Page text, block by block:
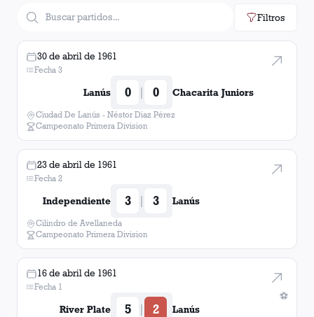
Filtros
30 de abril de 1961
Fecha 3
Lanús 0 | 0 Chacarita Juniors
Ciudad De Lanús - Néstor Diaz Pérez
Campeonato Primera Division
23 de abril de 1961
Fecha 2
Independiente 3 | 3 Lanús
Cilindro de Avellaneda
Campeonato Primera Division
⚽
16 de abril de 1961
Fecha 1
River Plate 5 | 2 Lanús